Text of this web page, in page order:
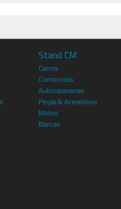
Stand CM
Carros
Comerciais
Autocaravanas
Peças & Acessórios
Motos
Barcos